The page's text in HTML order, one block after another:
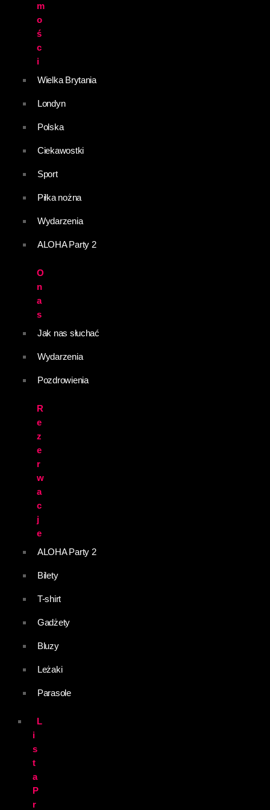
m
o
ś
c
i
Wielka Brytania
Londyn
Polska
Ciekawostki
Sport
Piłka nożna
Wydarzenia
ALOHA Party 2
O
n
a
s
Jak nas słuchać
Wydarzenia
Pozdrowienia
R
e
z
e
r
w
a
c
j
e
ALOHA Party 2
Bilety
T-shirt
Gadżety
Bluzy
Leżaki
Parasole
L
i
s
t
a
P
r